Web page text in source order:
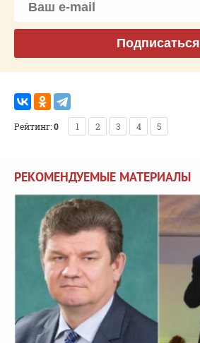
Подписаться
Рейтинг:0 1 2 3 4 5
РЕКОМЕНДУЕМЫЕ МАТЕРИАЛЫ